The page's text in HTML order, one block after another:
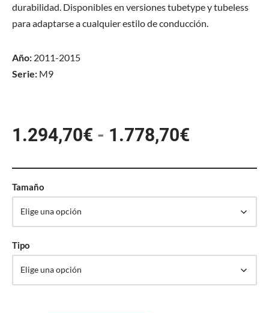
durabilidad. Disponibles en versiones tubetype y tubeless
para adaptarse a cualquier estilo de conducción.
Año: 2011-2015
Serie: M9
1.294,70€ - 1.778,70€
Tamaño
Tipo